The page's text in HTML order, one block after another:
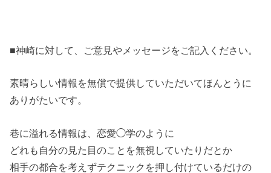
■神崎に対して、ご意見やメッセージをご記入ください。
素晴らしい情報を無償で提供していただいてほんとうに
ありがたいです。
巷に溢れる情報は、恋愛◯学のように
どれも自分の見た目のことを無視していたりだとか
相手の都合を考えずテクニックを押し付けているだけの